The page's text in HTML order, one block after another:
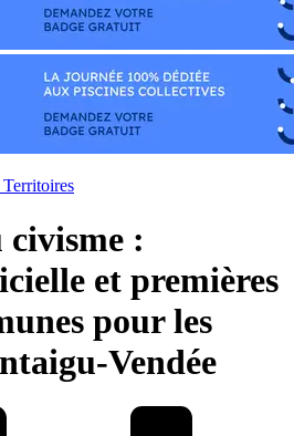
civisme :
et premières
pour les
Vendée